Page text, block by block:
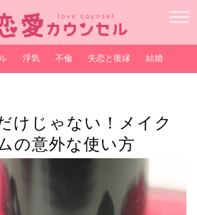
浮気 不倫 失恋と復縁 結婚
けじゃない！メイク
の意外な使い方